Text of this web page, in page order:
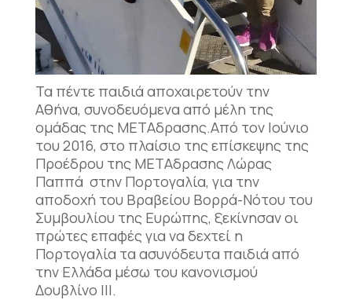
Τα πέντε παιδιά αποχαιρετούν την
Αθήνα, συνοδευόμενα από μέλη της
ομάδας της ΜΕΤΑδρασης.Από τον Ιούνιο
του 2016, στο πλαίσιο της επίσκεψης της
Προέδρου της ΜΕΤΑδρασης Λώρας
Παππά στην Πορτογαλία, για την
αποδοχή του Βραβείου Βορρά-Νότου του
Συμβουλίου της Ευρώπης, ξεκίνησαν οι
πρώτες επαφές για να δεχτεί η
Πορτογαλία τα ασυνόδευτα παιδιά από
την Ελλάδα μέσω του κανονισμού
Δουβλίνο ΙΙΙ.